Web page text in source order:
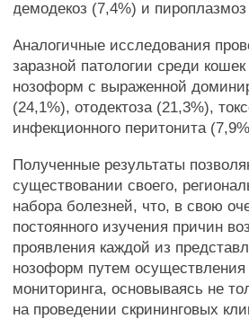
демодекоз (7,4%) и
Аналогичные исследования
заразной патологии среди
нозоформ с выраженной
(24,1%), отодектоза (21,3%),
инфекционного перитонита
Полученные результаты
существовании своего,
набора болезней, что, в свою
постоянного изучения причин
проявления каждой из
нозоформ путем осуществления
мониторинга, основываясь не
на проведении скрининговых